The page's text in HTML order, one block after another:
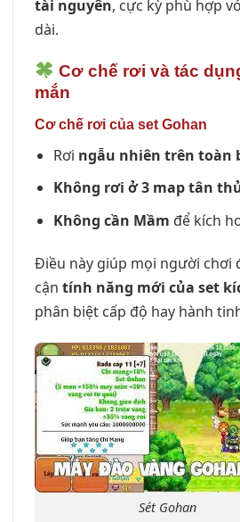
tài nguyên, cực kỳ phù hợp
dài.
Cơ chế rơi và tác
mắn
Cơ chế rơi của set Gohan
Rơi ngẫu nhiên trên toàn
Không rơi ở 3 map tân
Không cần Mầm để kích
Điều này giúp mọi người chơi
cận tính năng mới của set
phân biệt cấp độ hay hành
Sét Gohan